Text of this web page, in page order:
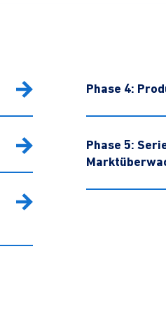
Phase 4:
Phase 5: